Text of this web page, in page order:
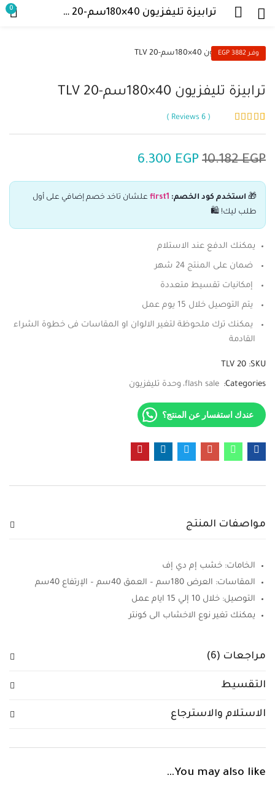
ترابيزة تليفزيون 40×180سم-TLV 20 0
وفــر 3882 EGP
ترابيزة تليفزيون 40×180سم-TLV 20
4.67
من 5 بناءً
عملاء
6
10.182EGP
6.300 EGP
🎁 استخدم كود الخصم: first1 علشان تاخد خصم إضافي على أول
طلب ليك! 🛍️
يمكنك الدفع عند الاستلام
ضمان على المنتج 24 شهر
إمكانيات تقسيط متعددة
يتم التوصيل خلال 15 يوم عمل
يمكنك ترك ملحوظة لتغير الالوان او المقاسات فى خطوة الشراء
القادمة
SKU:
TLV 20
Categories:
flash sale وحدة تليفزيون
عندك استفسار عن المنتج؟
مواصفات المنتج
الخامات: خشب إم دي إف
المقاسات: العرض 180سم – العمق 40سم – الإرتفاع 40سم
التوصيل: خلال 10 إلي 15 ايام عمل
يمكنك تغير نوع الاخشاب الى كونتر
مراجعات (6)
التقسيط
الاستلام والاسترجاع
You may also like…